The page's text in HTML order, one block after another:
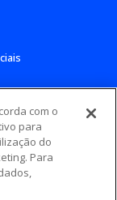
com o
para
do
Para